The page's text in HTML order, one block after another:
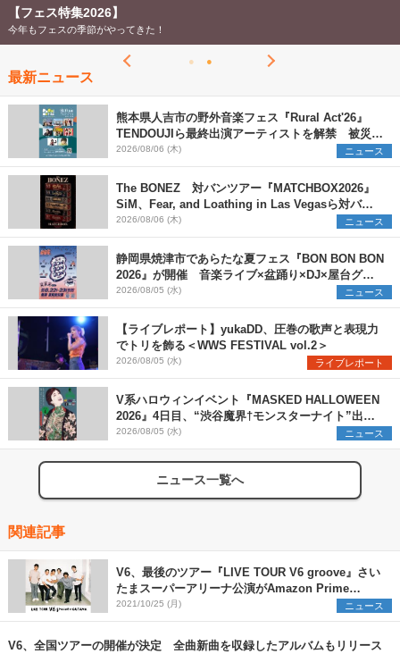
【フェス特集2026】
今年もフェスの季節がやってきた！
最新ニュース
熊本県人吉市の野外音楽フェス『Rural Act'26』
TENDOUJIら最終出演アーティストを解禁 被災地
支援プロジェクトの始動も発表
2026/08/06 (木) ニュース
The BONEZ 対バンツアー『MATCHBOX2026』
SiM、Fear, and Loathing in Las Vegasら対バン
アーティストを一斉解禁
2026/08/06 (木) ニュース
静岡県焼津市であらたな夏フェス『BON BON BON
2026』が開催 音楽ライブ×盆踊り×DJ×屋台グル
メ×ランタンナイトで彩る2日間
2026/08/05 (水) ニュース
【ライブレポート】yukaDD、圧巻の歌声と表現力
でトリを飾る＜WWS FESTIVAL vol.2＞
2026/08/05 (水) ライブレポート
V系ハロウィンイベント『MASKED HALLOWEEN
2026』4日目、“渋谷魔界†モンスターナイト”出演6
組を発表
2026/08/05 (水) ニュース
ニュース一覧へ
関連記事
V6、最後のツアー『LIVE TOUR V6 groove』さい
たまスーパーアリーナ公演がAmazon Prime
Videoで見放題独占配信へ
2021/10/25 (月) ニュース
V6、全国ツアーの開催が決定 全曲新曲を収録したアルバムもリリース